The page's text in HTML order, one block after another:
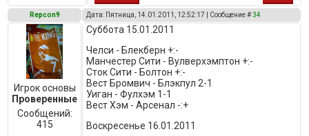
Repcon9 Дата: Пятница, 14.01.2011, 12:52:17 | Сообщение #34
Игрок основы
Проверенные
Сообщений:
415
Суббота 15.01.2011
Челси - Блекберн +:-
Манчестер Сити - Вулверхэмптон +:-
Сток Сити - Болтон +:-
Вест Бромвич - Блэкпул 2-1
Уиган - Фулхэм 1-1
Вест Хэм - Арсенал -:+
Воскресенье 16.01.2011